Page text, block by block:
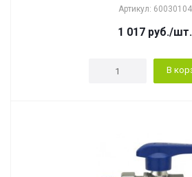
Артикул: 60030104
1 017 руб./шт.
В